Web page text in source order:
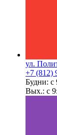
ул.
+7 (812)
Будни: с
Вых.: с